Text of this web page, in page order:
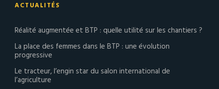
ACTUALITÉS
Réalité augmentée et BTP : quelle utilité sur les chantiers ?
La place des femmes dans le BTP : une évolution
progressive
Le tracteur, l’engin star du salon international de
l’agriculture